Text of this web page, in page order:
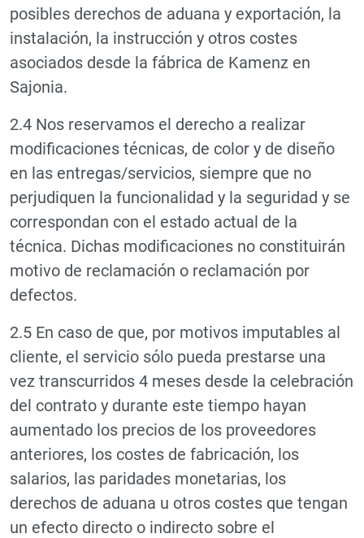
posibles derechos de aduana y exportación, la
instalación, la instrucción y otros costes
asociados desde la fábrica de Kamenz en
Sajonia.
2.4 Nos reservamos el derecho a realizar
modificaciones técnicas, de color y de diseño
en las entregas/servicios, siempre que no
perjudiquen la funcionalidad y la seguridad y se
correspondan con el estado actual de la
técnica. Dichas modificaciones no constituirán
motivo de reclamación o reclamación por
defectos.
2.5 En caso de que, por motivos imputables al
cliente, el servicio sólo pueda prestarse una
vez transcurridos 4 meses desde la celebración
del contrato y durante este tiempo hayan
aumentado los precios de los proveedores
anteriores, los costes de fabricación, los
salarios, las paridades monetarias, los
derechos de aduana u otros costes que tengan
un efecto directo o indirecto sobre el